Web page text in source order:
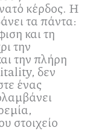
κέρδος. Η
τα πάντα:
και τη
την
την πλήρη
δεν
ένας
στοιχείο